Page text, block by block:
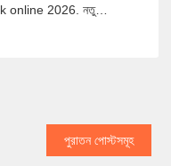
online 2026. নতু…
পুরাতন পোস্টসমূহ